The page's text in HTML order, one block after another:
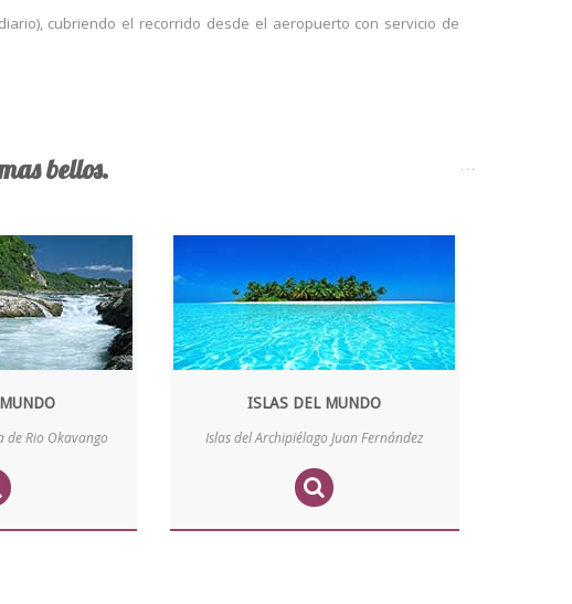
cubriendo el recorrido desde el aeropuerto con servicio de
bellos.
de Rio Okavango
ISLAS DEL MUNDO
Islas del Archipiélago Juan Fernández